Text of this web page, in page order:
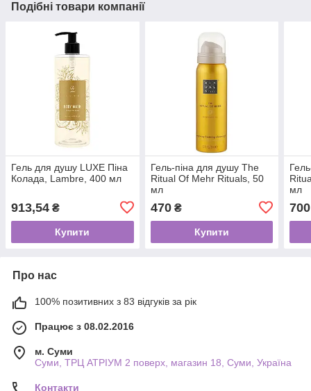
Подібні товари компанії
Гель для душу LUXE Піна
Колада, Lambre, 400 мл
913,54 ₴
Купити
Гель-піна для душу The
Ritual Of Mehr Rituals, 50
мл
470₴
Купити
мл
700
Про нас
100% позитивних з 83 відгуків за рік
Працює з 08.02.2016
м. Суми
Суми, ТРЦ АТРІУМ 2 поверх, магазин 18, Суми, Україна
Контакти